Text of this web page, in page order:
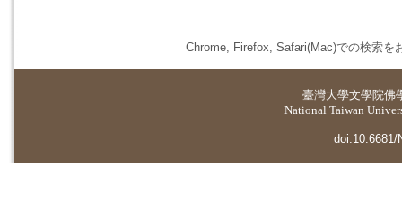
Chrome, Firefox, Safari(Mac)での検索を
臺灣大學文學院佛
National Taiwan
doi:10.6681/